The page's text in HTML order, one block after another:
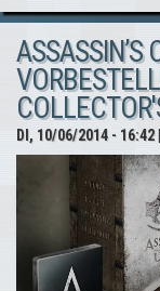
ASSASSIN’S
DI, 10/06/2014 - 16:42